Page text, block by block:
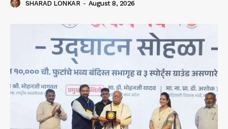
SHARAD LONKAR - August 8, 2026